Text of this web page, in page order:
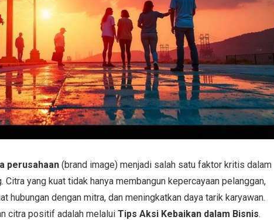
perusahaan (brand image) menjadi salah satu faktor kritis dalam
Citra yang kuat tidak hanya membangun kepercayaan pelanggan,
hubungan dengan mitra, dan meningkatkan daya tarik karyawan.
citra positif adalah melalui Tips Aksi Kebaikan dalam Bisnis.